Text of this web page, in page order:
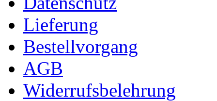
Lieferung
Bestellvorgang
AGB
Widerrufsbelehrung